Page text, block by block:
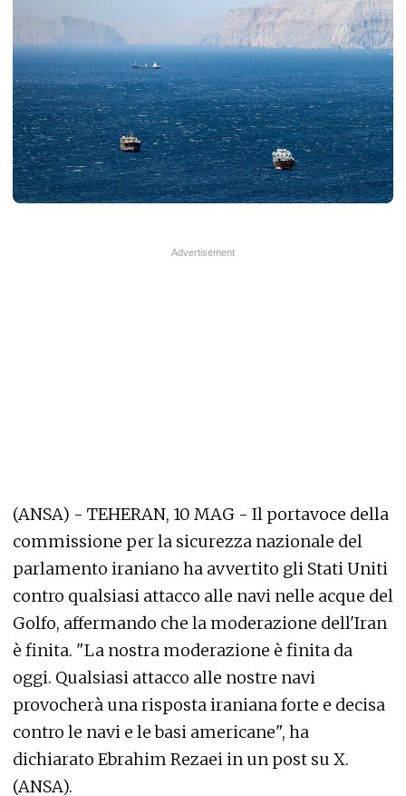
(ANSA) - TEHERAN, 10 MAG - Il portavoce della
commissione per la sicurezza nazionale del
parlamento iraniano ha avvertito gli Stati Uniti
contro qualsiasi attacco alle navi nelle acque del
Golfo, affermando che la moderazione dell'Iran
è finita. "La nostra moderazione è finita da
oggi. Qualsiasi attacco alle nostre navi
provocherà una risposta iraniana forte e decisa
contro le navi e le basi americane", ha
dichiarato Ebrahim Rezaei in un post su X.
(ANSA).